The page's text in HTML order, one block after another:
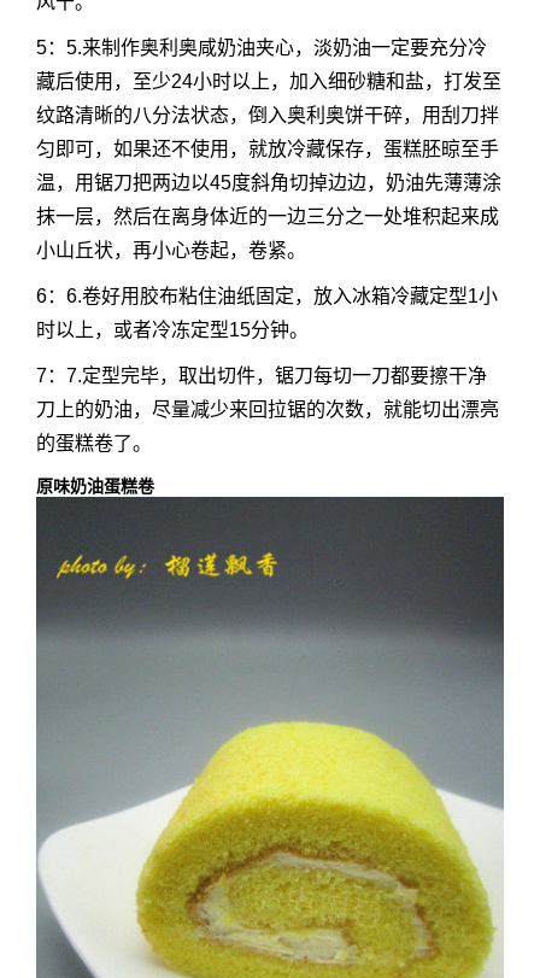
5：5.来制作奥利奥咸奶油夹心，淡奶油一定要充分冷
藏后使用，至少24小时以上，加入细砂糖和盐，打发至
纹路清晰的八分法状态，倒入奥利奥饼干碎，用刮刀拌
匀即可，如果还不使用，就放冷藏保存，蛋糕胚晾至手
温，用锯刀把两边以45度斜角切掉边边，奶油先薄薄涂
抹一层，然后在离身体近的一边三分之一处堆积起来成
小山丘状，再小心卷起，卷紧。
6：6.卷好用胶布粘住油纸固定，放入冰箱冷藏定型1小
时以上，或者冷冻定型15分钟。
7：7.定型完毕，取出切件，锯刀每切一刀都要擦干净
刀上的奶油，尽量减少来回拉锯的次数，就能切出漂亮
的蛋糕卷了。
原味奶油蛋糕卷